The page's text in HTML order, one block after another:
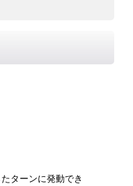
ターンに発動でき